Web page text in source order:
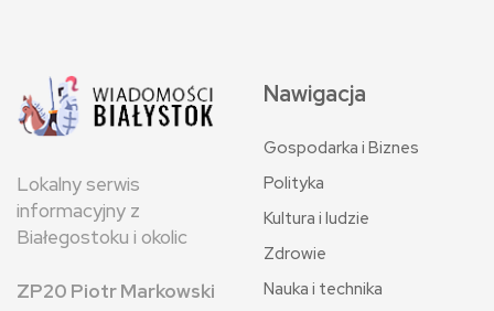
Lokalny serwis
informacyjny z
Białegostoku i okolic
ZP20 Piotr Markowski
Nawigacja
Gospodarka i Biznes
Polityka
Kultura i ludzie
Zdrowie
Nauka i technika